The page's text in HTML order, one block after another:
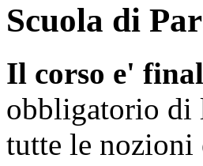
Scuola di
Il corso e'
obbligatorio di
tutte le nozioni